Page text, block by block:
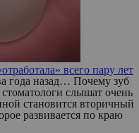
всего пару лет
года назад… Почему зуб
слышат очень
становится вторичный
развивается по краю